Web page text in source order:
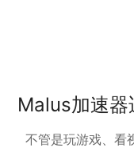
Malus加速器
不管是玩游戏、看